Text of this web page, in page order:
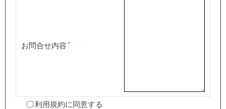
お問合せ内容
利用規約に同意する